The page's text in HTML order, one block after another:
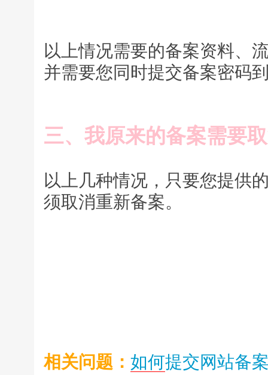
以上情况需要的备案资料、
并需要您同时提交备案密码
三、我原来的备案需要
以上几种情况，只要您提供
须取消重新备案。
相关问题： 如何提交网站备